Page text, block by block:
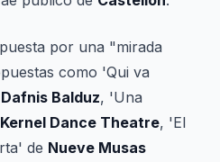
por una "mirada
como 'Qui va
Dafnis Balduz, 'Una
Kernel Dance Theatre, 'El
de Nueve Musas